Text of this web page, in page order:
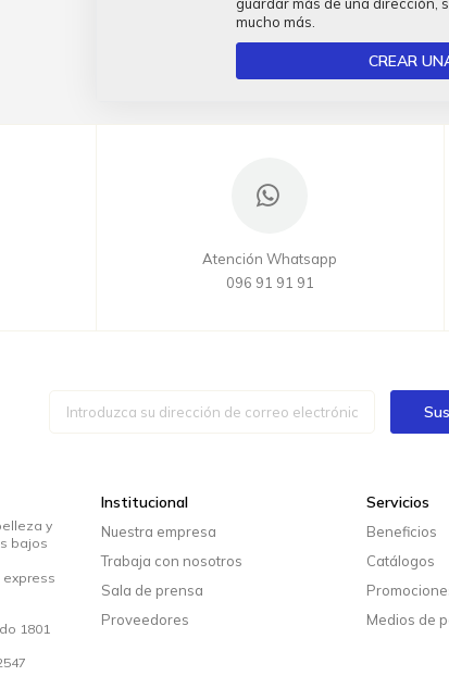
guardar más de una dirección,
mucho más.
CREAR
Atención Whatsapp
096 91 91 91
y
bajos
1801
Institucional
Nuestra empresa
Trabaja con nosotros
Sala de prensa
Proveedores
Servicios
Beneficios
Catálogos
Medios de